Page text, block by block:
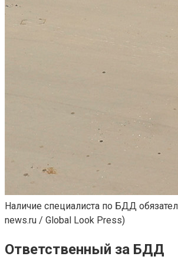
Наличие специалиста по БДД
news.ru / Global Look Press)
Ответственный за БДД